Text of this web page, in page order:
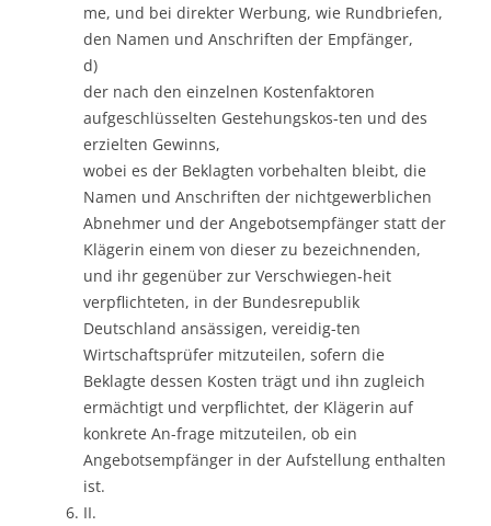
me, und bei direkter Werbung, wie Rundbriefen,
den Namen und Anschriften der Empfänger,
d)
der nach den einzelnen Kostenfaktoren
aufgeschlüsselten Gestehungskos-ten und des
erzielten Gewinns,
wobei es der Beklagten vorbehalten bleibt, die
Namen und Anschriften der nichtgewerblichen
Abnehmer und der Angebotsempfänger statt der
Klägerin einem von dieser zu bezeichnenden,
und ihr gegenüber zur Verschwiegen-heit
verpflichteten, in der Bundesrepublik
Deutschland ansässigen, vereidig-ten
Wirtschaftsprüfer mitzuteilen, sofern die
Beklagte dessen Kosten trägt und ihn zugleich
ermächtigt und verpflichtet, der Klägerin auf
konkrete An-frage mitzuteilen, ob ein
Angebotsempfänger in der Aufstellung enthalten
ist.
II.